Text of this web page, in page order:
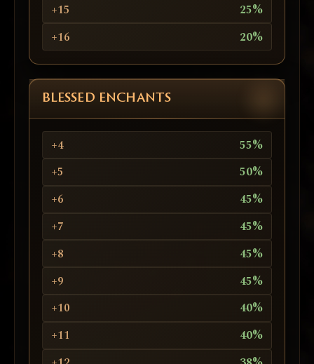
+15
25%
+16
20%
BLESSED ENCHANTS
+4
55%
+5
50%
+6
45%
+7
45%
+8
45%
+9
45%
+10
40%
+11
40%